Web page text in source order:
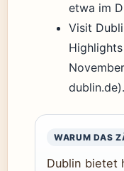
etwa im
Visit
dublin.de).
WARUM DAS
Dublin bietet